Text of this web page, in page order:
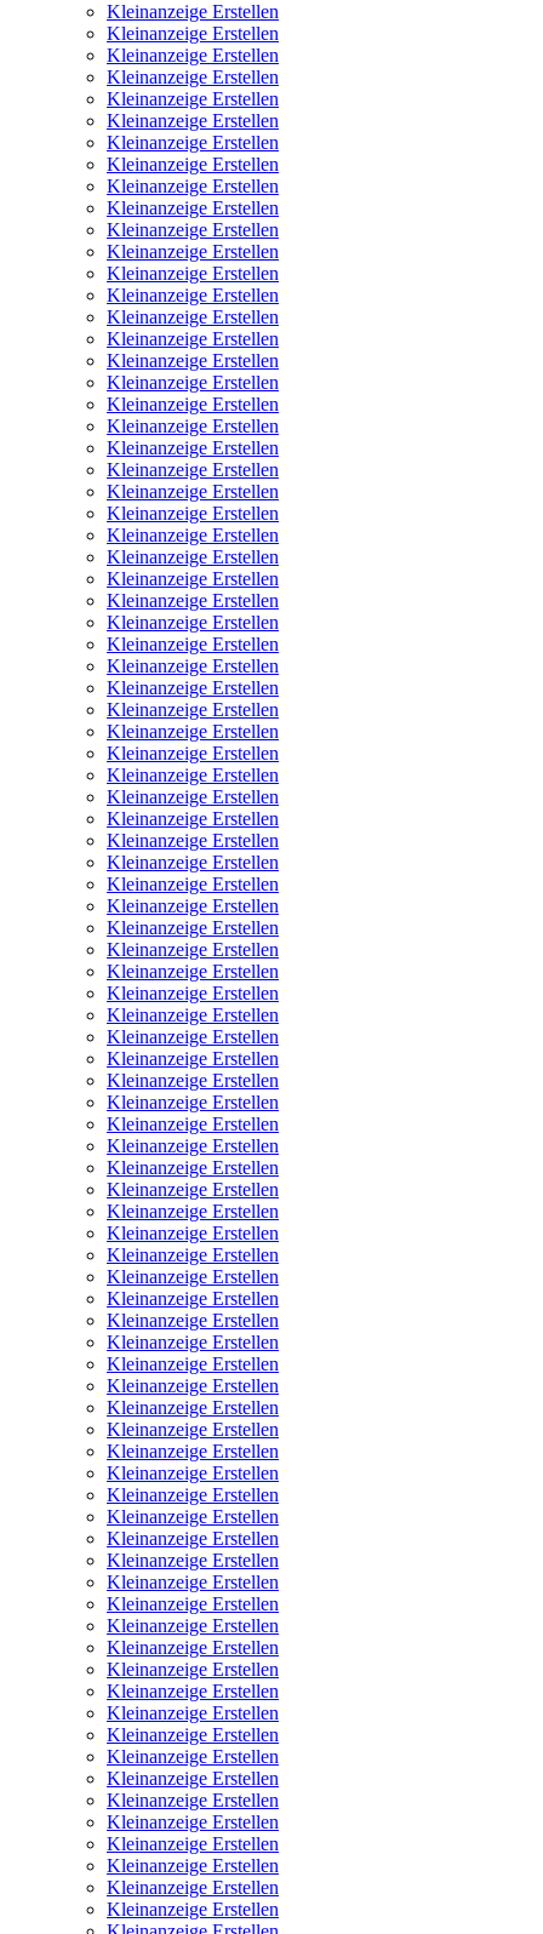
Kleinanzeige Erstellen
Kleinanzeige Erstellen
Kleinanzeige Erstellen
Kleinanzeige Erstellen
Kleinanzeige Erstellen
Kleinanzeige Erstellen
Kleinanzeige Erstellen
Kleinanzeige Erstellen
Kleinanzeige Erstellen
Kleinanzeige Erstellen
Kleinanzeige Erstellen
Kleinanzeige Erstellen
Kleinanzeige Erstellen
Kleinanzeige Erstellen
Kleinanzeige Erstellen
Kleinanzeige Erstellen
Kleinanzeige Erstellen
Kleinanzeige Erstellen
Kleinanzeige Erstellen
Kleinanzeige Erstellen
Kleinanzeige Erstellen
Kleinanzeige Erstellen
Kleinanzeige Erstellen
Kleinanzeige Erstellen
Kleinanzeige Erstellen
Kleinanzeige Erstellen
Kleinanzeige Erstellen
Kleinanzeige Erstellen
Kleinanzeige Erstellen
Kleinanzeige Erstellen
Kleinanzeige Erstellen
Kleinanzeige Erstellen
Kleinanzeige Erstellen
Kleinanzeige Erstellen
Kleinanzeige Erstellen
Kleinanzeige Erstellen
Kleinanzeige Erstellen
Kleinanzeige Erstellen
Kleinanzeige Erstellen
Kleinanzeige Erstellen
Kleinanzeige Erstellen
Kleinanzeige Erstellen
Kleinanzeige Erstellen
Kleinanzeige Erstellen
Kleinanzeige Erstellen
Kleinanzeige Erstellen
Kleinanzeige Erstellen
Kleinanzeige Erstellen
Kleinanzeige Erstellen
Kleinanzeige Erstellen
Kleinanzeige Erstellen
Kleinanzeige Erstellen
Kleinanzeige Erstellen
Kleinanzeige Erstellen
Kleinanzeige Erstellen
Kleinanzeige Erstellen
Kleinanzeige Erstellen
Kleinanzeige Erstellen
Kleinanzeige Erstellen
Kleinanzeige Erstellen
Kleinanzeige Erstellen
Kleinanzeige Erstellen
Kleinanzeige Erstellen
Kleinanzeige Erstellen
Kleinanzeige Erstellen
Kleinanzeige Erstellen
Kleinanzeige Erstellen
Kleinanzeige Erstellen
Kleinanzeige Erstellen
Kleinanzeige Erstellen
Kleinanzeige Erstellen
Kleinanzeige Erstellen
Kleinanzeige Erstellen
Kleinanzeige Erstellen
Kleinanzeige Erstellen
Kleinanzeige Erstellen
Kleinanzeige Erstellen
Kleinanzeige Erstellen
Kleinanzeige Erstellen
Kleinanzeige Erstellen
Kleinanzeige Erstellen
Kleinanzeige Erstellen
Kleinanzeige Erstellen
Kleinanzeige Erstellen
Kleinanzeige Erstellen
Kleinanzeige Erstellen
Kleinanzeige Erstellen
Kleinanzeige Erstellen